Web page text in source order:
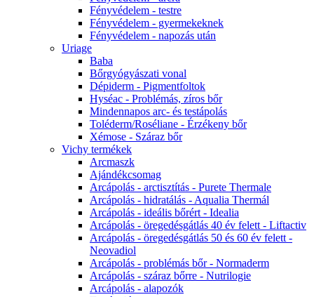
Fényvédelem - testre
Fényvédelem - gyermekeknek
Fényvédelem - napozás után
Uriage
Baba
Bőrgyógyászati vonal
Dépiderm - Pigmentfoltok
Hyséac - Problémás, zíros bőr
Mindennapos arc- és testápolás
Toléderm/Roséliane - Érzékeny bőr
Xémose - Száraz bőr
Vichy termékek
Arcmaszk
Ajándékcsomag
Arcápolás - arctisztítás - Purete Thermale
Arcápolás - hidratálás - Aqualia Thermál
Arcápolás - ideális bőrért - Idealia
Arcápolás - öregedésgátlás 40 év felett - Liftactiv
Arcápolás - öregedésgátlás 50 és 60 év felett -
Neovadiol
Arcápolás - problémás bőr - Normaderm
Arcápolás - száraz bőrre - Nutrilogie
Arcápolás - alapozók